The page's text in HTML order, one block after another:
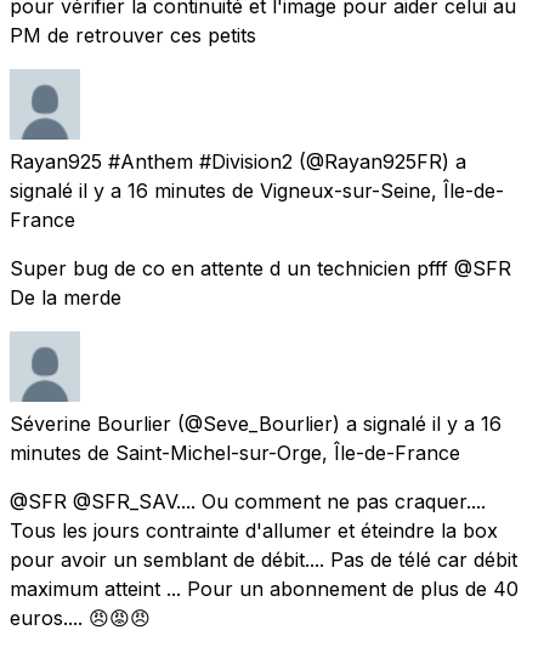
pour vérifier la continuité et l'image pour aider celui au
PM de retrouver ces petits
Rayan925 #Anthem #Division2 (@Rayan925FR) a
signalé il y a 16 minutes de Vigneux-sur-Seine, Île-de-
France
Super bug de co en attente d un technicien pfff @SFR
De la merde
Séverine Bourlier (@Seve_Bourlier) a signalé il y a 16
minutes de Saint-Michel-sur-Orge, Île-de-France
@SFR @SFR_SAV.... Ou comment ne pas craquer....
Tous les jours contrainte d'allumer et éteindre la box
pour avoir un semblant de débit.... Pas de télé car débit
maximum atteint ... Pour un abonnement de plus de 40
euros.... 😠😡😠